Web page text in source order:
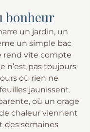
bonheur
un jardin, un
un simple bac
rend vite compte
n’est pas toujours
où rien ne
jaunissent
où un orage
chaleur viennent
des semaines